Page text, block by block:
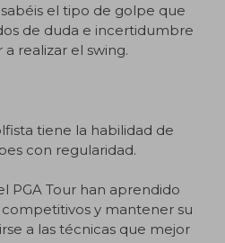
el tipo de golpe que
de duda e incertidumbre
realizar el swing.
tiene la habilidad de
con regularidad.
PGA Tour han aprendido
y mantener su
a las técnicas que mejor